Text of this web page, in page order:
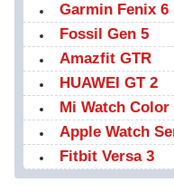
Garmin Fenix 6
Fossil Gen 5
Amazfit GTR
HUAWEI GT 2
Mi Watch Color
Apple Watch
Fitbit Versa 3